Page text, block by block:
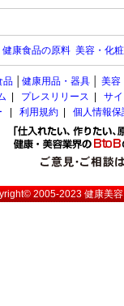
健康食品の原料 美容・化
品 健康用品・器具 美容
プレスリリース
サ
利用規約 個人情報
2005-2023健康美